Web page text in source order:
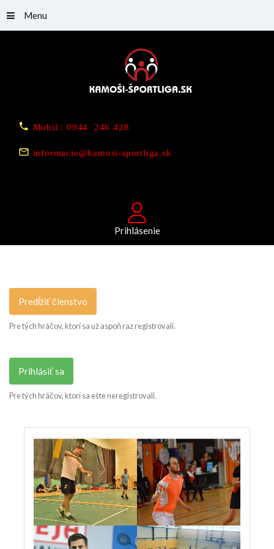
Mobil : 0944 246 428
informacie@kamosi-sportliga.sk
Prihlásenie
Menu
Predĺžiť členstvo
Pre tých hráčov, ktorí sa už aspoň raz registrovali.
Prihlásiť sa
Pre tých hráčov, ktorí sa ešte neregistrovali.